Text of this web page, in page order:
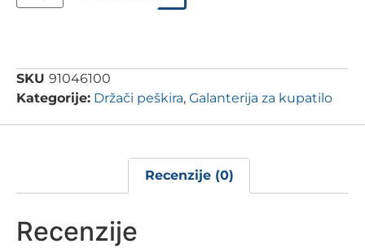
SKU 91046100
Kategorije: Držači peškira, Galanterija za kupatilo
Recenzije (0)
Recenzije